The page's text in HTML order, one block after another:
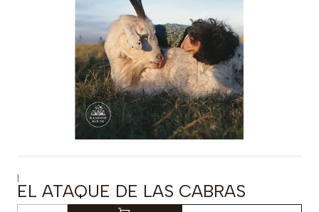
|
EL ATAQUE DE LAS CABRAS